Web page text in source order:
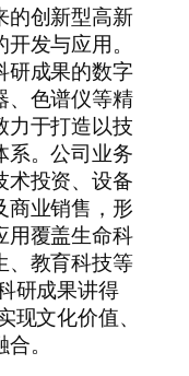
的创新型高新
发与应用。
研成果的数字
、色谱仪等精
力于打造以技
系。公司业务
术投资、设备
商业销售，形
用覆盖生命科
、教育科技等
研成果讲得
现文化价值、
。